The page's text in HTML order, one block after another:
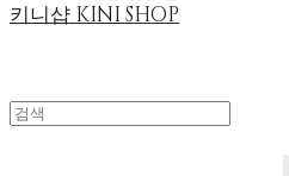
키니샵 KINI SHOP